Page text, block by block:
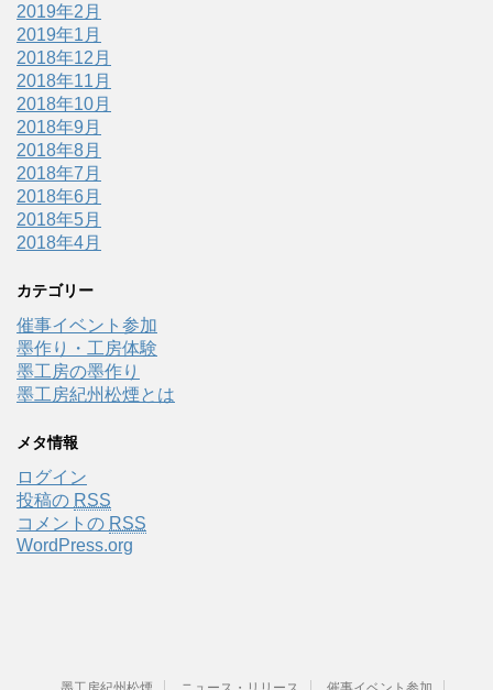
2019年2月
2019年1月
2018年12月
2018年11月
2018年10月
2018年9月
2018年8月
2018年7月
2018年6月
2018年5月
2018年4月
カテゴリー
催事イベント参加
墨作り・工房体験
墨工房の墨作り
墨工房紀州松煙とは
メタ情報
ログイン
投稿の RSS
コメントの RSS
WordPress.org